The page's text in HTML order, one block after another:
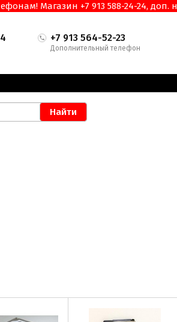
Магазин +7 913 588-24-24, доп.
+7 913 564-52-23
Дополнительный телефон